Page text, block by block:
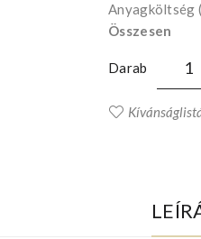
Anyagköltség
Összesen
Darab